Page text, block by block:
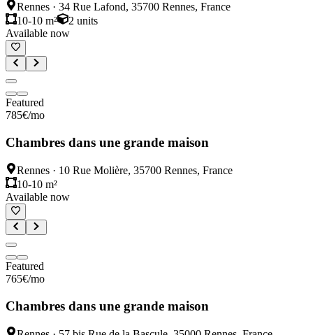
Rennes · 34 Rue Lafond, 35700 Rennes, France
10-10 m²
2 units
Available now
Featured
785€/mo
Chambres dans une grande maison
Rennes · 10 Rue Molière, 35700 Rennes, France
10-10 m²
Available now
Featured
765€/mo
Chambres dans une grande maison